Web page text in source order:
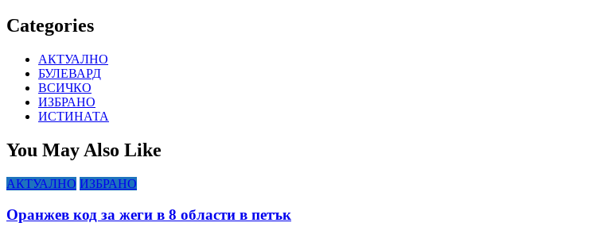
Categories
АКТУАЛНО
БУЛЕВАРД
ВСИЧКО
ИЗБРАНО
ИСТИНАТА
You May Also Like
АКТУАЛНО ИЗБРАНО
Оранжев код за жеги в 8 области в петък